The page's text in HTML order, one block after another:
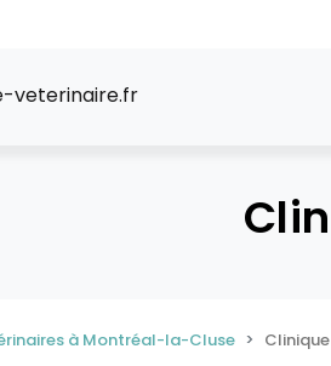
veterinaire.fr
à Montréal-la-Cluse